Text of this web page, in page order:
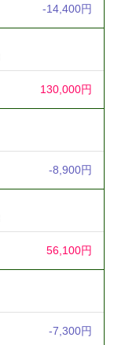
-14,400円
130,000円
-8,900円
56,100円
-7,300円